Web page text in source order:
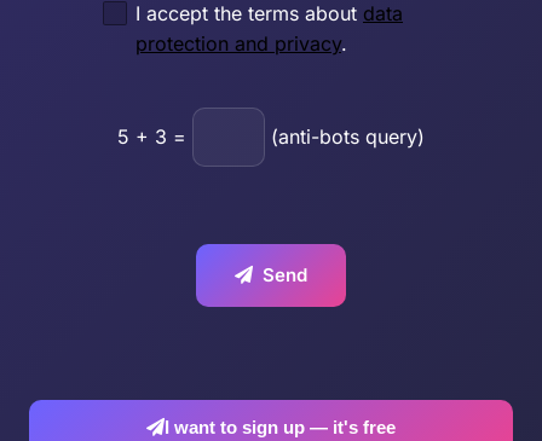
I accept the terms about data
protection and privacy.
5 + 3 = (anti-bots query)
Send
I want to sign up — it's free